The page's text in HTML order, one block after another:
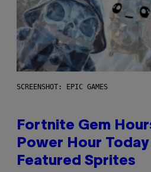
SCREENSHOT: EPIC GAMES
Fortnite Gem
Power Hour
Featured Sprites